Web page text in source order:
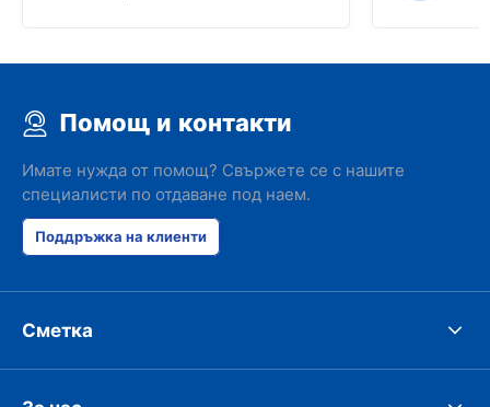
Помощ и контакти
Имате нужда от помощ? Свържете се с нашите
специалисти по отдаване под наем.
Поддръжка на клиенти
Сметка